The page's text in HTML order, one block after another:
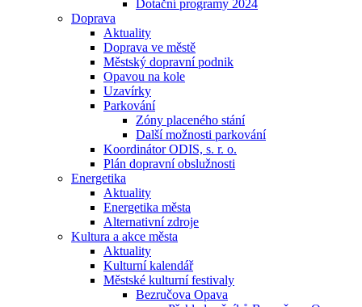
Dotační programy 2024
Doprava
Aktuality
Doprava ve městě
Městský dopravní podnik
Opavou na kole
Uzavírky
Parkování
Zóny placeného stání
Další možnosti parkování
Koordinátor ODIS, s. r. o.
Plán dopravní obslužnosti
Energetika
Aktuality
Energetika města
Alternativní zdroje
Kultura a akce města
Aktuality
Kulturní kalendář
Městské kulturní festivaly
Bezručova Opava